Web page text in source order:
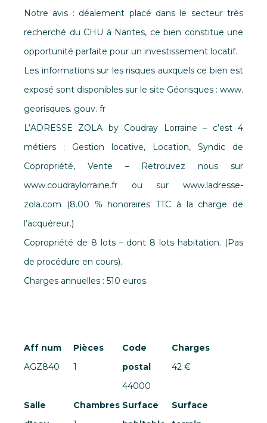
Notre avis : déalement placé dans le secteur très
recherché du CHU à Nantes, ce bien constitue une
opportunité parfaite pour un investissement locatif.
Les informations sur les risques auxquels ce bien est
exposé sont disponibles sur le site Géorisques : www.
georisques. gouv. fr
L’ADRESSE ZOLA by Coudray Lorraine – c’est 4
métiers : Gestion locative, Location, Syndic de
Copropriété, Vente – Retrouvez nous sur
www.coudraylorraine.fr ou sur www.ladresse-
zola.com (8.00 % honoraires TTC à la charge de
l’acquéreur.)
Copropriété de 8 lots – dont 8 lots habitation. (Pas
de procédure en cours).
Charges annuelles : 510 euros.
Aff num
AGZ840
Pièces
1
Code
postal
44000
Charges
42 €
Salle
Chambres Surface
Surface